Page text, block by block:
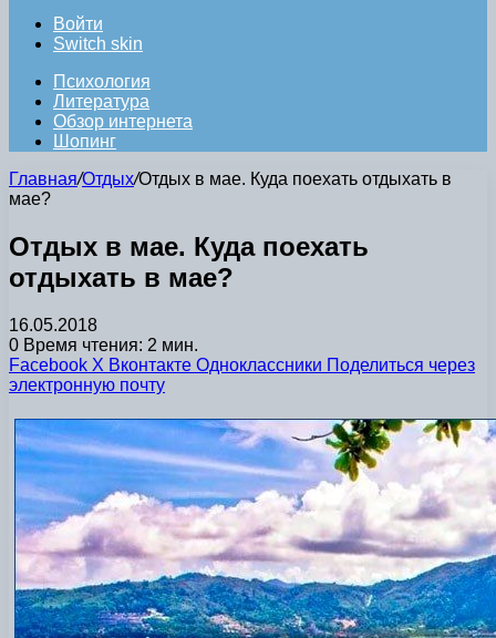
Войти
Switch skin
Психология
Литература
Обзор интернета
Шопинг
Главная/Отдых/Отдых в мае. Куда поехать отдыхать в
мае?
Отдых в мае. Куда поехать
отдыхать в мае?
16.05.2018
0 Время чтения: 2 мин.
Facebook X Вконтакте Одноклассники Поделиться через
электронную почту